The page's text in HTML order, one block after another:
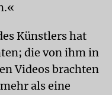
Künstlers hat
die von ihm in
Videos brachten
als eine